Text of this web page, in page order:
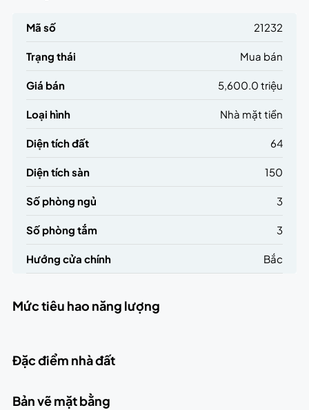
Mã số 21232
Trạng thái Mua bán
Giá bán 5,600.0 triệu
Loại hình Nhà mặt tiền
Diện tích đất 64
Diện tích sàn 150
Số phòng ngủ 3
Số phòng tắm 3
Hướng cửa chính Bắc
Mức tiêu hao năng lượng
Đặc điểm nhà đất
Bản vẽ mặt bằng